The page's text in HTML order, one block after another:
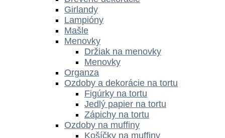
Girlandy
Lampióny
Mašle
Menovky
Držiak na menovky
Menovky
Organza
Ozdoby a dekorácie na tortu
Figúrky na tortu
Jedlý papier na tortu
Zápichy na tortu
Ozdoby na muffiny
Košíčky na muffiny